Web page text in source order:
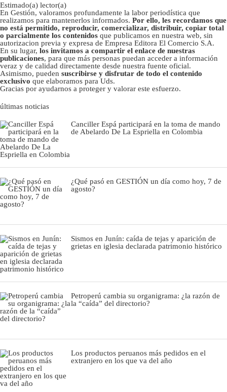
Estimado(a) lector(a)
En Gestión, valoramos profundamente la labor periodística que
realizamos para mantenerlos informados. Por ello, les recordamos que
no está permitido, reproducir, comercializar, distribuir, copiar total
o parcialmente los contenidos que publicamos en nuestra web, sin
autorizacion previa y expresa de Empresa Editora El Comercio S.A.
En su lugar, los invitamos a compartir el enlace de nuestras
publicaciones, para que más personas puedan acceder a información
veraz y de calidad directamente desde nuestra fuente oficial.
Asimismo, pueden suscribirse y disfrutar de todo el contenido
exclusivo que elaboramos para Uds.
Gracias por ayudarnos a proteger y valorar este esfuerzo.
últimas noticias
Canciller Espá participará en la toma de mando
de Abelardo De La Espriella en Colombia
¿Qué pasó en GESTIÓN un día como hoy, 7 de
agosto?
Sismos en Junín: caída de tejas y aparición de
grietas en iglesia declarada patrimonio histórico
Petroperú cambia su organigrama: ¿la razón de
la “caída” del directorio?
Los productos peruanos más pedidos en el
extranjero en los que va del año